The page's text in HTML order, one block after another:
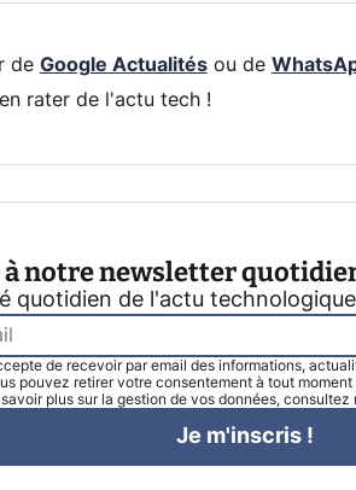
de Google Actualitésou de
rater de l'actu tech !
notre newsletter
quotidien de l'actu technologique
de recevoir par email des informations,
pouvez retirer votre consentement à tout
plus sur la gestion de vos données, consultez
Je m'inscris !